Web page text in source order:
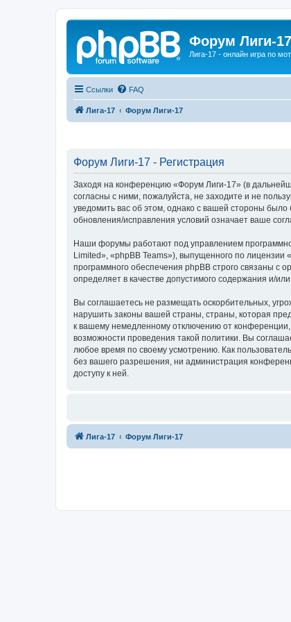
Форум Лиги-17
Лига-17 - онлайн игра по
Ссылки FAQ
Лига-17 Форум Лиги-17
Форум Лиги-17 - Регистрация
Заходя на конференцию «Форум Лиги-17» (в
согласны с ними, пожалуйста, не заходите и не
уведомить вас об этом, однако с вашей стороны
обновления/исправления условий означает ваше
Наши форумы работают под управлением
Limited», «phpBB Teams»), выпущенного по лицензии «
программного обеспечения phpBB строго связаны с
определяет в качестве допустимого содержания и/
Вы соглашаетесь не размещать оскорбительных,
нарушить законы вашей страны, страны, которая
к вашему немедленному отключению от
возможности проведения такой политики. Вы
любое время по своему усмотрению. Как
без вашего разрешения, ни администрация
доступу к ней.
Лига-17 Форум Лиги-17